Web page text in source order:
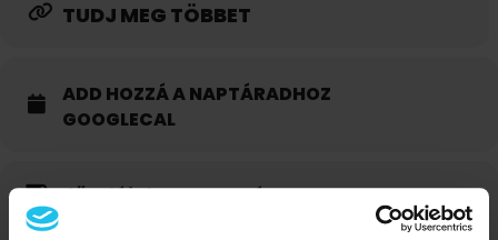
TUDJ MEG TÖBBET
ADD HOZZÁ A NAPTÁRADHOZ
GOOGLECAL
Előadóink az eseményen